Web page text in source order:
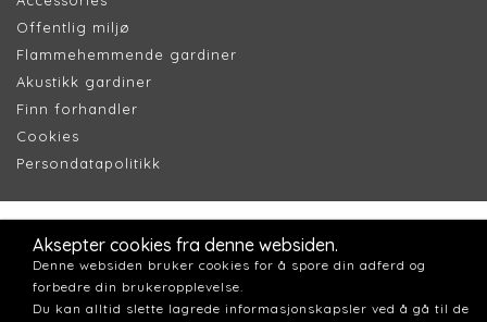
Offentlig miljø
Flammehemmende gardiner
Akustikk gardiner
Finn forhandler
Cookies
Persondatapolitikk
Aksepter cookies fra denne websiden.
Denne websiden bruker cookies for å spore din adferd og
forbedre din brukeropplevelse.
Du kan alltid slette lagrede informasjonskapsler ved å gå til de